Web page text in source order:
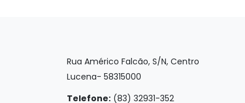
Rua Américo Falcão, S/N, Centro
Lucena- 58315000
Telefone: (83) 32931-352